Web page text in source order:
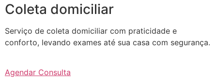
Coleta domiciliar
Serviço de coleta domiciliar com praticidade e
conforto, levando exames até sua casa com segurança.
Agendar Consulta